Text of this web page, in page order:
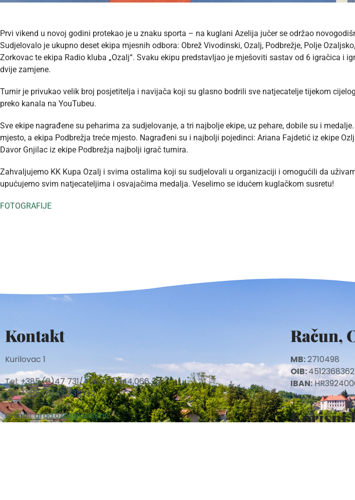
Prvi vikend u novoj godini protekao je u znaku sporta – na kuglani Azelija jučer se održao
Sudjelovalo je ukupno deset ekipa mjesnih odbora: Obrež Vivodinski, Ozalj, Podbrežje, Polje
Zorkovac te ekipa Radio kluba „Ozalj“. Svaku ekipu predstavljao je mješoviti sastav od 6 igračica i
dvije zamjene.
Turnir je privukao velik broj posjetitelja i navijača koji su glasno bodrili sve natjecatelje tijekom
preko kanala na YouTubeu.
Sve ekipe nagrađene su peharima za sudjelovanje, a tri najbolje ekipe, uz pehare, dobile su i
mjesto, a ekipa Podbrežja treće mjesto. Nagrađeni su i najbolji pojedinci: Ariana Fajdetić iz ekipe
Davor Gnjilac iz ekipe Podbrežja najbolji igrač turnira.
Zahvaljujemo KK Kupa Ozalj i svima ostalima koji su sudjelovali u organizaciji i omogućili da
upućujemo svim natjecateljima i osvajačima medalja. Veselimo se idućem kuglačkom susretu!
FOTOGRAFIJE
Kontakt
Kurilovac 1
Tel: +385 (0)47 731/400,420,044,066
Tel: +385 (0)47 731/172
e-mail:grad.ozalj@ozalj.hr
Račun,
MB:2710498
OIB:
IBAN:
Korisni